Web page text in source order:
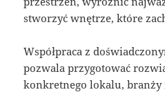
stworzyć wnętrze, które
Współpraca z
pozwala przygotować
konkretnego lokalu, branży